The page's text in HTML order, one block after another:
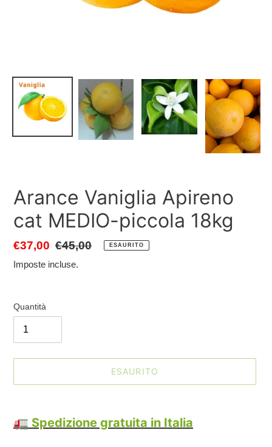
Arance Vaniglia Apireno
cat MEDIO-piccola 18kg
Prezzo
scontato
€37,00 Prezzo
di
€45,00 ESAURITO
Imposte incluse.
Quantità
ESAURITO
prodotto
🚛 Spedizione gratuita in Italia